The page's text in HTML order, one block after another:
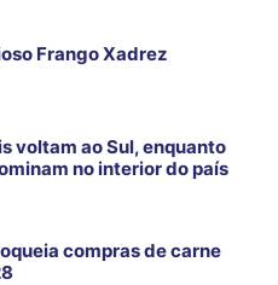
Frango Xadrez
voltam ao Sul, enquanto
no interior do país
compras de carne